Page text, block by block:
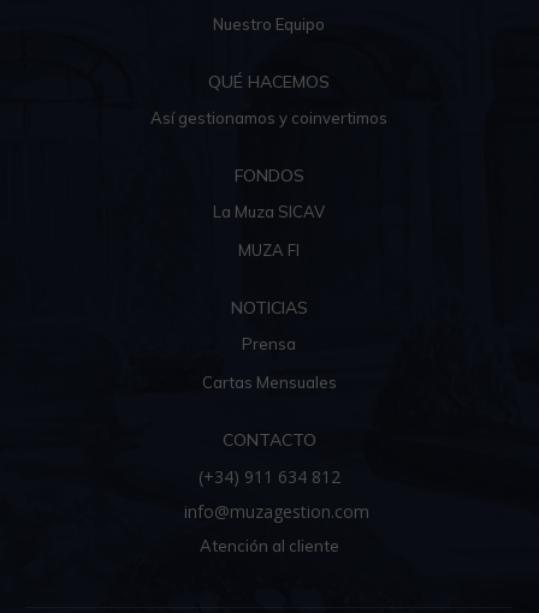
Nuestro Equipo
QUÉ HACEMOS
Así gestionamos y coinvertimos
FONDOS
La Muza SICAV
MUZA FI
NOTICIAS
Prensa
Cartas Mensuales
CONTACTO
(+34) 911 634 812
info@muzagestion.com
Atención al cliente